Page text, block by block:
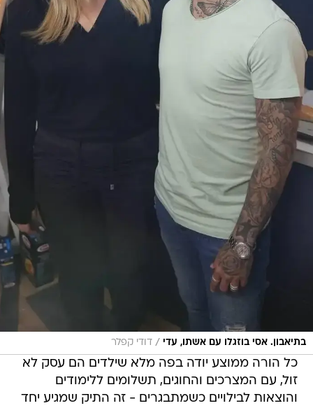
בתיאבון. אסי בוזגלו עם אשתו, עדי / דודי קפלר
כל הורה ממוצע יודה בפה מלא שילדים הם עסק לא
זול, עם המצרכים והחוגים, תשלומים ללימודים
והוצאות לבילויים כשמתבגרים - זה התיק שמגיע יחד